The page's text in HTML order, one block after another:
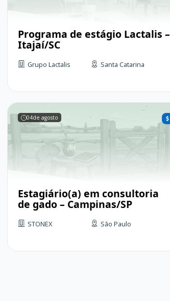
Programa de estágio Lactalis –
Itajaí/SC
Grupo Lactalis Santa Catarina
04de agosto
Estagiário(a) em consultoria
de gado – Campinas/SP
STONEX São Paulo